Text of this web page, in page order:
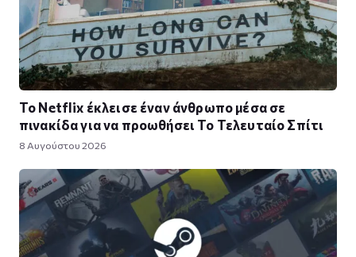
Το Netflix έκλεισε έναν άνθρωπο μέσα σε
πινακίδα για να προωθήσει Το Τελευταίο Σπίτι
8 Αυγούστου 2026